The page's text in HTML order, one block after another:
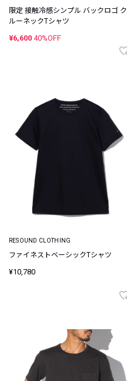
限定 接触冷感シンプル バックロゴ ク
ルーネックTシャツ
¥6,600 40%OFF
RESOUND CLOTHING
ファイネストベーシックTシャツ
¥10,780